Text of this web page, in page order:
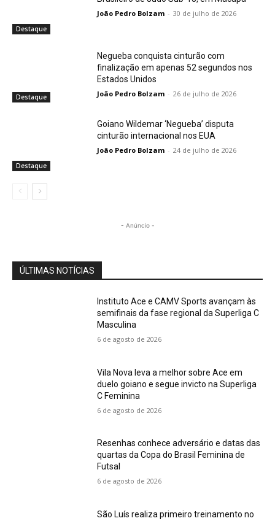
Destaque
João Pedro Bolzam - 30 de julho de 2026
Destaque
Negueba conquista cinturão com
finalização em apenas 52 segundos nos
Estados Unidos
João Pedro Bolzam - 26 de julho de 2026
Destaque
Goiano Wildemar ‘Negueba’ disputa
cinturão internacional nos EUA
João Pedro Bolzam - 24 de julho de 2026
- Anúncio -
ÚLTIMAS NOTÍCIAS
Instituto Ace e CAMV Sports avançam às
semifinais da fase regional da Superliga C
Masculina
6 de agosto de 2026
Vila Nova leva a melhor sobre Ace em
duelo goiano e segue invicto na Superliga
C Feminina
6 de agosto de 2026
Resenhas conhece adversário e datas das
quartas da Copa do Brasil Feminina de
Futsal
6 de agosto de 2026
São Luís realiza primeiro treinamento no